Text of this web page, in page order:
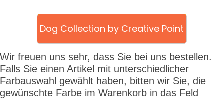
Dog Collection by Creative Point
Wir freuen uns sehr, dass Sie bei uns bestellen.
Falls Sie einen Artikel mit unterschiedlicher
Farbauswahl gewählt haben, bitten wir Sie, die
gewünschte Farbe im Warenkorb in das Feld